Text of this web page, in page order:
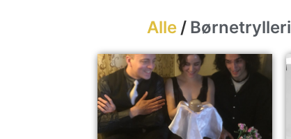
Alle / Børnetrylleri